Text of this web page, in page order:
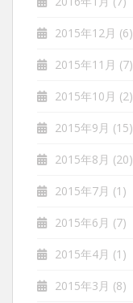
2015年12月 (6)
2015年11月 (7)
2015年10月 (2)
2015年9月 (15)
2015年8月 (20)
2015年7月 (1)
2015年6月 (7)
2015年4月 (1)
2015年3月 (8)